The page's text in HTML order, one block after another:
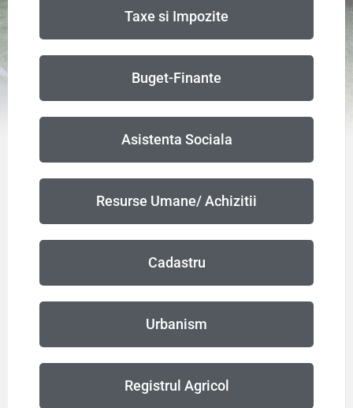
Taxe si Impozite
Buget-Finante
Asistenta Sociala
Resurse Umane/ Achizitii
Cadastru
Urbanism
Registrul Agricol